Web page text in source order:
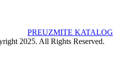
PREUZMITE KATALOG
2025. All Rights Reserved.